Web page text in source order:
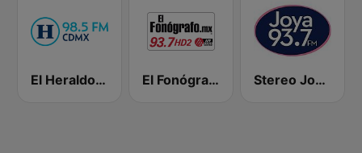
El Heraldo de México El Fonógrafo HD2 Stereo Joya FM